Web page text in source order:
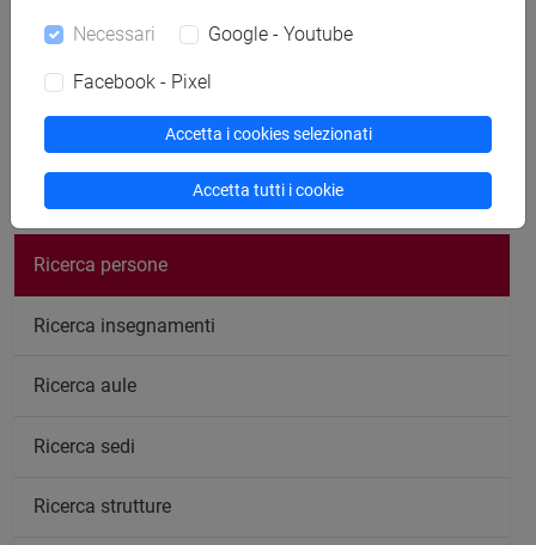
Cerca nel sito
Ricerca persone
Ricerca insegnamenti
Ricerca aule
Ricerca sedi
Ricerca strutture
Necessari Google - Youtube
Facebook - Pixel
Accetta i cookies selezionati
Accetta tutti i cookie